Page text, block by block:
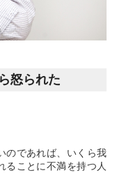
怒られた
のであれば、いくら我
ることに不満を持つ人